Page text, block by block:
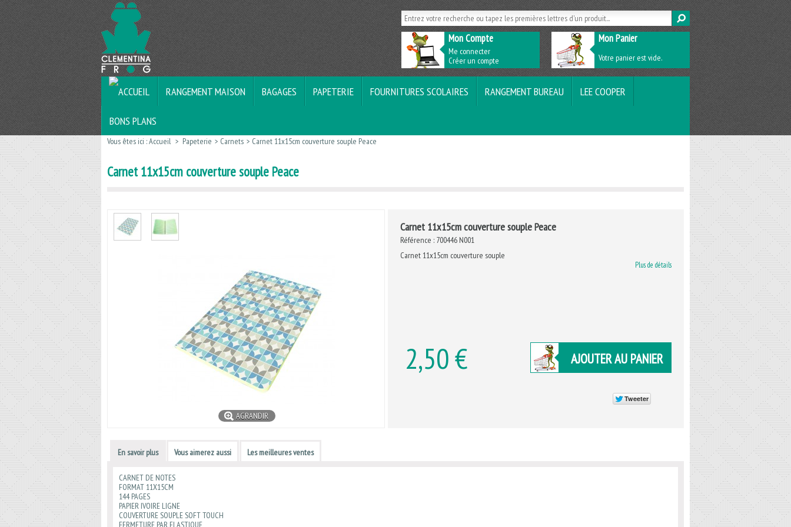
Mon Compte
Me connecter
Créer un compte
Mon Panier
Votre panier est vide.
RANGEMENT MAISON BAGAGES PAPETERIE FOURNITURES SCOLAIRES RANGEMENT BUREAU LEE COOPER
BONS PLANS
Vous êtes ici :Accueil > Papeterie > Carnets > Carnet 11x15cm couverture souple Peace
Carnet 11x15cm couverture souple Peace
AGRANDIR
Carnet 11x15cm couverture souple Peace
Référence : 700446 N001
Carnet 11x15cm couverture souple
Plus de détails
2,50 €
En savoir plus Vous aimerez aussi Les meilleures ventes
CARNET DE NOTES
FORMAT 11X15CM
144 PAGES
PAPIER IVOIRE LIGNE
COUVERTURE SOUPLE SOFT TOUCH
FERMETURE PAR ELASTIQUE